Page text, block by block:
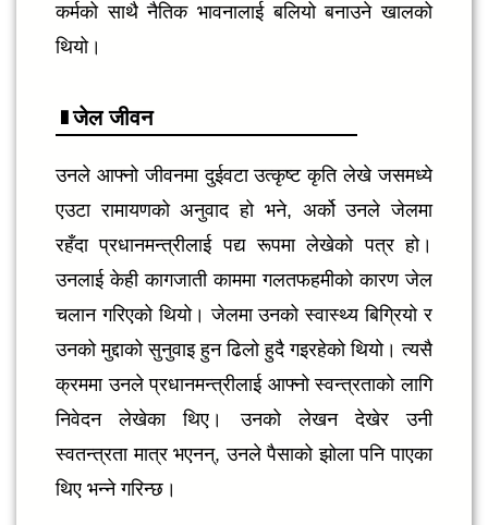
कर्मको साथै नैतिक भावनालाई बलियो बनाउने खालको
थियो।
जेल जीवन
उनले आफ्नो जीवनमा दुईवटा उत्कृष्ट कृति लेखे जसमध्ये
एउटा रामायणको अनुवाद हो भने, अर्को उनले जेलमा
रहँदा प्रधानमन्त्रीलाई पद्य रूपमा लेखेको पत्र हो।
उनलाई केही कागजाती काममा गलतफहमीको कारण जेल
चलान गरिएको थियो। जेलमा उनको स्वास्थ्य बिग्रियो र
उनको मुद्दाको सुनुवाइ हुन ढिलो हुदै गइरहेको थियो। त्यसै
क्रममा उनले प्रधानमन्त्रीलाई आफ्नो स्वन्त्रताको लागि
निवेदन लेखेका थिए। उनको लेखन देखेर उनी
स्वतन्त्रता मात्र भएनन्, उनले पैसाको झोला पनि पाएका
थिए भन्ने गरिन्छ।